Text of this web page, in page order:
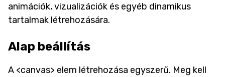
animációk, vizualizációk és egyéb dinamikus
tartalmak létrehozására.
Alap beállítás
A <canvas> elem létrehozása egyszerű. Meg kell